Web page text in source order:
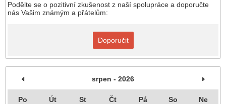
Podělte se o pozitivní zkušenost z naší spolupráce a doporučte
nás Vašim známým a přátelům:
Doporučit
srpen - 2026
Po Út St Čt Pá So Ne